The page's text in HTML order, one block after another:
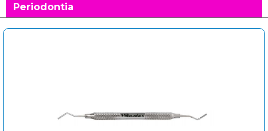
Periodontia